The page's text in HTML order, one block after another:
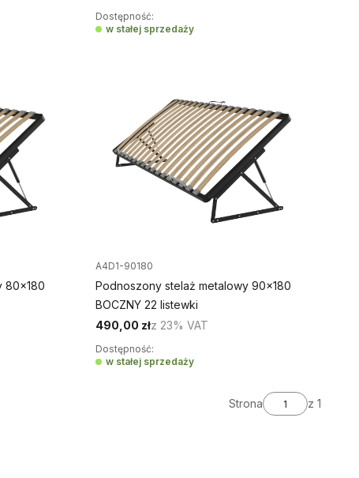
Dostępność:
w stałej sprzedaży
80x180
A4D1-90180
Podnoszony stelaż metalowy 90x180
BOCZNY 22 listewki
490,00 złz 23% VAT
Dostępność:
w stałej sprzedaży
Strona z 1